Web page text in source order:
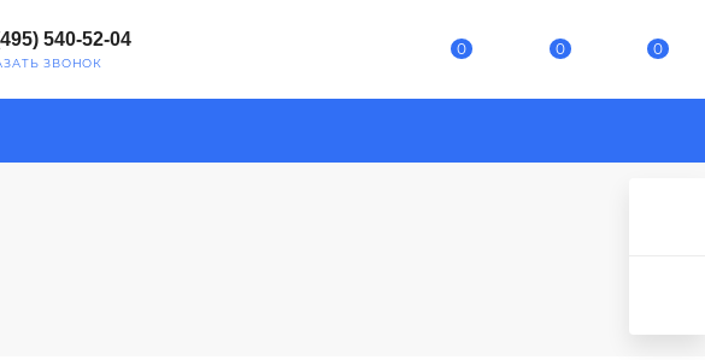
540-52-04
ЗВОНОК
0 0 0